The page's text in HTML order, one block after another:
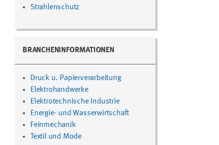
Strahlenschutz
BRANCHENINFORMATIONEN
Druck u. Papierverarbeitung
Elektrohandwerke
Elektrotechnische Industrie
Energie- und Wasserwirtschaft
Feinmechanik
Textil und Mode